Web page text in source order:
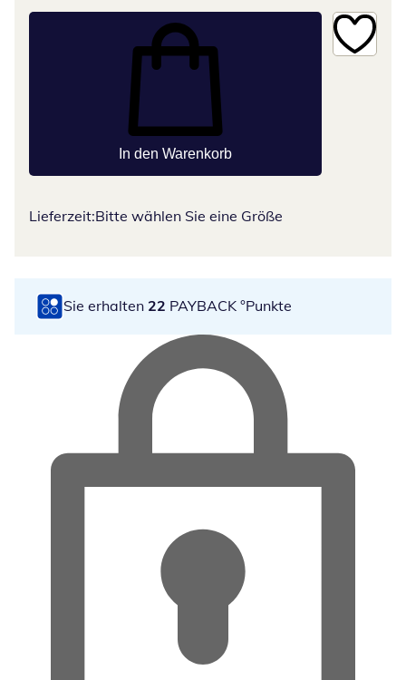
In den Warenkorb
Lieferzeit:Bitte wählen Sie eine Größe
Sie erhalten 22 PAYBACK °Punkte